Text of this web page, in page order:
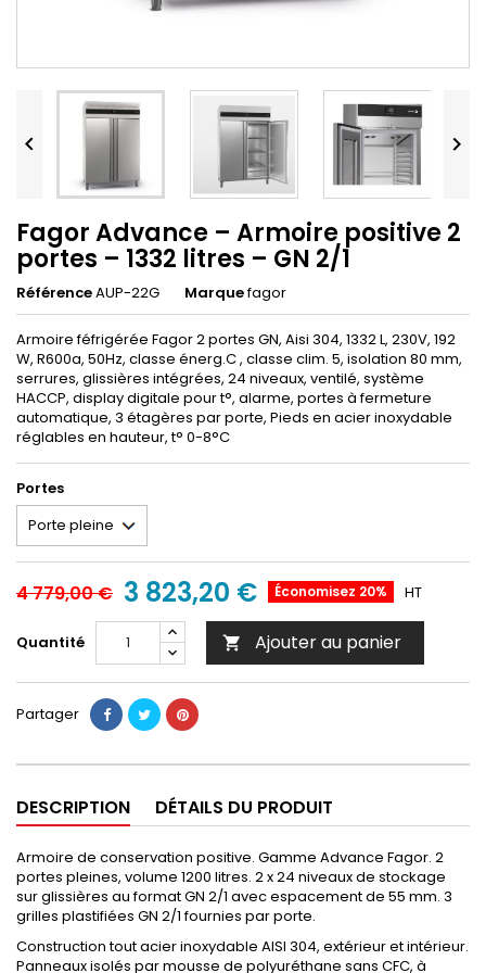
 
Fagor Advance – Armoire positive 2
portes – 1332 litres – GN 2/1
RéférenceAUP-22G Marquefagor
Armoire féfrigérée Fagor 2 portes GN, Aisi 304, 1332 L, 230V, 192
W, R600a, 50Hz, classe énerg.C , classe clim. 5, isolation 80 mm,
serrures, glissières intégrées, 24 niveaux, ventilé, système
HACCP, display digitale pour t°, alarme, portes à fermeture
automatique, 3 étagères par porte, Pieds en acier inoxydable
réglables en hauteur, t° 0-8°C
Portes
4 779,00 € 3 823,20 € Économisez 20% HT
Quantité  Ajouter au panier
Partager
DESCRIPTION DÉTAILS DU PRODUIT
Armoire de conservation positive. Gamme Advance Fagor. 2
portes pleines, volume 1200 litres. 2 x 24 niveaux de stockage
sur glissières au format GN 2/1 avec espacement de 55 mm. 3
grilles plastifiées GN 2/1 fournies par porte.
Construction tout acier inoxydable AISI 304, extérieur et intérieur.
Panneaux isolés par mousse de polyuréthane sans CFC, à